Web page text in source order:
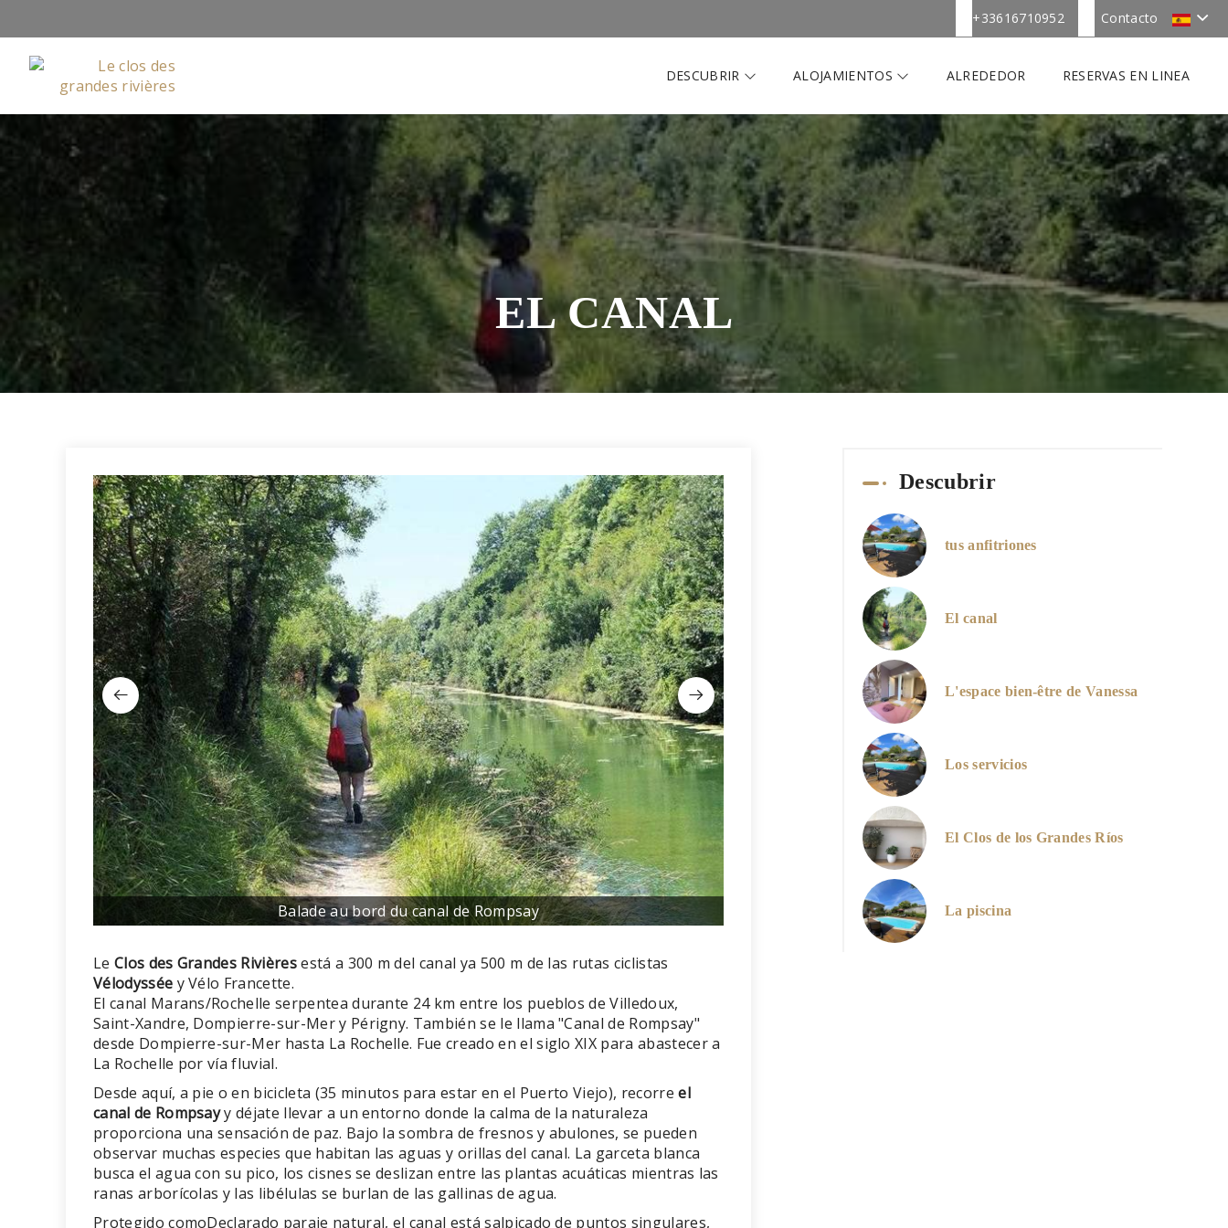
Contacto
+33616710952
DESCUBRIR ALOJAMIENTOS ALREDEDOR RESERVAS EN LINEA
EL CANAL
Balade au bord du canal de Rompsay Chambre d'hôtes proche du canal de Rompsay
Le Clos des Grandes Rivièresestá a 300 m del canal ya 500 m de las rutas ciclistas
Vélodyssée y Vélo Francette.
El canal Marans/Rochelle serpentea durante 24 km entre los pueblos de Villedoux,
Saint-Xandre, Dompierre-sur-Mer y Périgny. También se le llama "Canal de Rompsay"
desde Dompierre-sur-Mer hasta La Rochelle. Fue creado en el siglo XIX para abastecer a
La Rochelle por vía fluvial.
Desde aquí, a pie o en bicicleta (35 minutos para estar en el Puerto Viejo), recorreel
canal de Rompsayy déjate llevar a un entorno donde la calma de la naturaleza
proporciona una sensación de paz. Bajo la sombra de fresnos y abulones, se pueden
observar muchas especies que habitan las aguas y orillas del canal. La garceta blanca
busca el agua con su pico, los cisnes se deslizan entre las plantas acuáticas mientras las
ranas arborícolas y las libélulas se burlan de las gallinas de agua.
Protegido comoDeclarado paraje natural, el canal está salpicado de puntos singulares,
Descubrir
tus anfitriones
El canal
L'espace bien-être de Vanessa
Los servicios
El Clos de los Grandes Ríos
La piscina